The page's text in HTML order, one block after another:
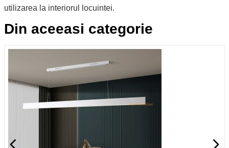
utilizarea la interiorul locuintei.
Din aceeasi categorie